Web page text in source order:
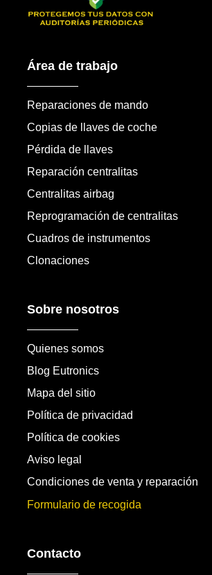
Área de trabajo
Reparaciones de mando
Copias de llaves de coche
Pérdida de llaves
Reparación centralitas
Centralitas airbag
Reprogramación de centralitas
Cuadros de instrumentos
Clonaciones
Sobre nosotros
Quienes somos
Blog Eutronics
Mapa del sitio
Política de privacidad
Política de cookies
Aviso legal
Condiciones de venta y reparación
Formulario de recogida
Contacto